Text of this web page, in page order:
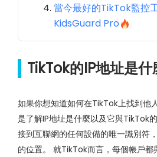
當今最好的TikTok監控
KidsGuard Pro
TikTok的IP地址是什
如果你想知道如何在TikTok上找到他
是了解IP地址是什麼以及它與TikTok
接到互聯網的任何設備的唯一識別符
的位置。 就TikTok而言，每個帳戶都